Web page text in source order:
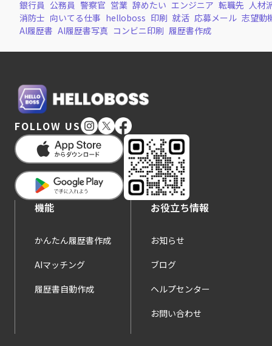
銀行員 公務員 警察官 営業 辞めたい エンジニア 転職先 人材
消防士 向いてる仕事 helloboss 印刷 就活 応募メール 志望動
AI履歴書 AI履歴書写真 コンビニ印刷 履歴書作成
FOLLOW US
機能
かんたん履歴書作成
AIマッチング
履歴書自動作成
お役立ち情報
お知らせ
ブログ
ヘルプセンター
お問い合わせ